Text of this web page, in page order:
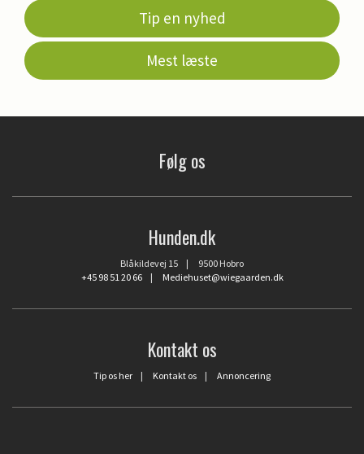
Tip en nyhed
Mest læste
Følg os
Hunden.dk
Blåkildevej 15 | 9500 Hobro
+45 98 51 20 66| Mediehuset@wiegaarden.dk
Kontakt os
Tip os her | Kontakt os | Annoncering